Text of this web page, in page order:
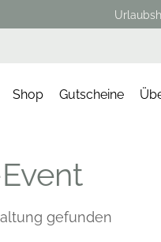
Shop Gutscheine
gefunden